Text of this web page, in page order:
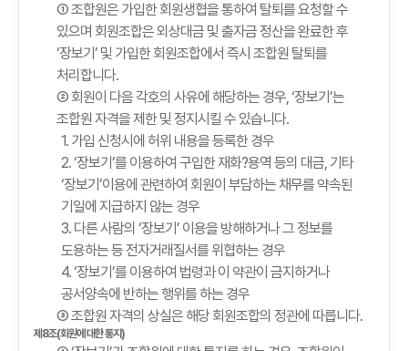
① 조합원은 가입한 회원생협을 통하여 탈퇴를 요청할 수
있으며 회원조합은 외상대금 및 출자금 정산을 완료한 후
‘장보기’ 및 가입한 회원조합에서 즉시 조합원 탈퇴를
처리합니다.
② 회원이 다음 각호의 사유에 해당하는 경우, ‘장보기’는
조합원 자격을 제한 및 정지시킬 수 있습니다.
1. 가입 신청시에 허위 내용을 등록한 경우
2. ‘장보기’를 이용하여 구입한 재화?용역 등의 대금, 기타
‘장보기’이용에 관련하여 회원이 부담하는 채무를 약속된
기일에 지급하지 않는 경우
3. 다른 사람의 ‘장보기’ 이용을 방해하거나 그 정보를
도용하는 등 전자거래질서를 위협하는 경우
4. ‘장보기’를 이용하여 법령과 이 약관이 금지하거나
공서양속에 반하는 행위를 하는 경우
③ 조합원 자격의 상실은 해당 회원조합의 정관에 따릅니다.
제8조(회원에 대한 통지)